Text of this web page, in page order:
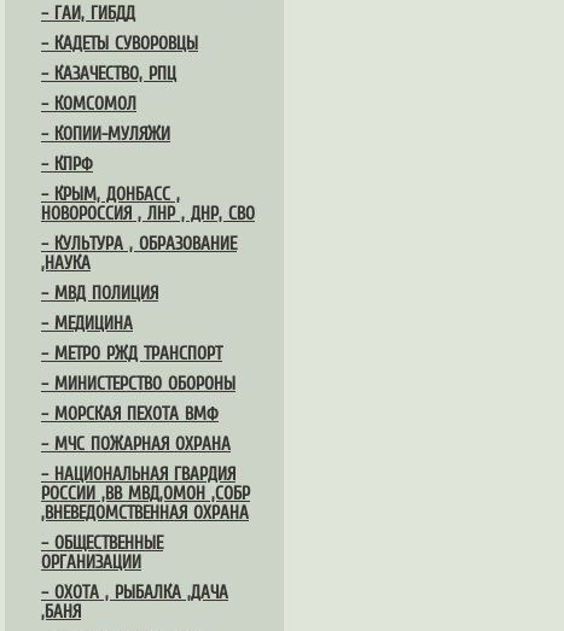
– ГАИ, ГИБДД
– КАДЕТЫ СУВОРОВЦЫ
– КАЗАЧЕСТВО, РПЦ
– КОМСОМОЛ
– КОПИИ-МУЛЯЖИ
– КПРФ
– КРЫМ, ДОНБАСС ,
НОВОРОССИЯ , ЛНР , ДНР, СВО
– КУЛЬТУРА , ОБРАЗОВАНИЕ
,НАУКА
– МВД ПОЛИЦИЯ
– МЕДИЦИНА
– МЕТРО РЖД ТРАНСПОРТ
– МИНИСТЕРСТВО ОБОРОНЫ
– МОРСКАЯ ПЕХОТА ВМФ
– МЧС ПОЖАРНАЯ ОХРАНА
– НАЦИОНАЛЬНАЯ ГВАРДИЯ
РОССИИ ,ВВ МВД,ОМОН ,СОБР
,ВНЕВЕДОМСТВЕННАЯ ОХРАНА
– ОБЩЕСТВЕННЫЕ
ОРГАНИЗАЦИИ
– ОХОТА , РЫБАЛКА ,ДАЧА
,БАНЯ